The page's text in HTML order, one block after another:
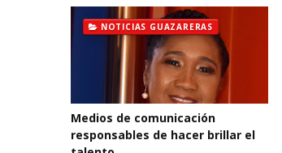
NOTICIAS GUAZARERAS
Medios de comunicación
responsables de hacer brillar el